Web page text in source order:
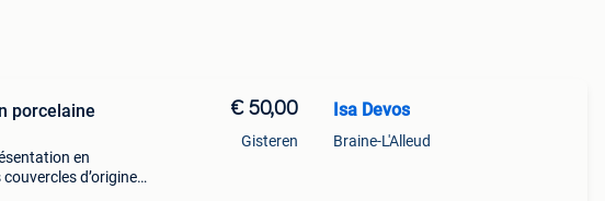
porcelaine
en
d’origine.
€ 50,00
Gisteren
Isa Devos
Braine-L'Alleud